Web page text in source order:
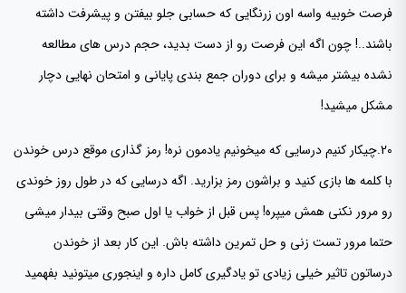
فرصت خوبیه واسه اون زرنگایی که حسابی جلو بیفتن و پیشرفت داشته
باشند..! چون اگه این فرصت رو از دست بدید، حجم درس های مطالعه
نشده بیشتر میشه و برای دوران جمع بندی پایانی و امتحان نهایی دچار
مشکل میشید!
20.چیکار کنیم درسایی که میخونیم یادمون نره! رمز گذاری موقع درس خوندن
با کلمه ها بازی کنید و براشون رمز بزارید. اگه درسایی که در طول روز خوندی
رو مرور نکنی همش میپره! پس قبل از خواب یا اول صبح وقتی بیدار میشی
حتما مرور تست زنی و حل تمرین داشته باش. این کار بعد از خوندن
درساتون تاثیر خیلی زیادی تو یادگیری کامل داره و اینجوری میتونید بفهمید